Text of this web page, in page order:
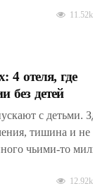
11.52k
4 отеля, где
без детей
с детьми.
тишина и не
чьими-то
12.92k